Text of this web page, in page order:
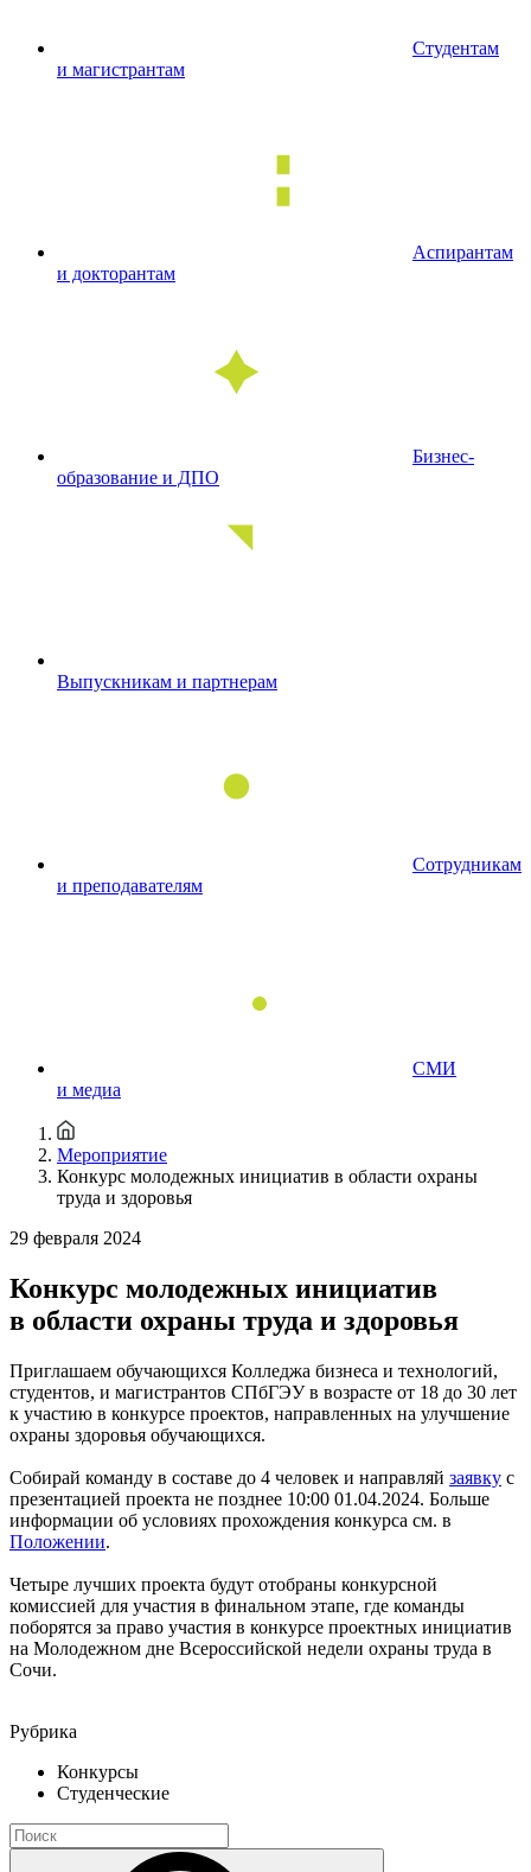
Студентам
и магистрантам
Аспирантам
и докторантам
Бизнес-
образование и ДПО
Выпускникам и партнерам
Сотрудникам
и преподавателям
СМИ
и медиа
Мероприятие
Конкурс молодежных инициатив в области охраны
труда и здоровья
29 февраля 2024
Конкурс молодежных инициатив
в области охраны труда и здоровья
Приглашаем обучающихся Колледжа бизнеса и технологий,
студентов, и магистрантов СПбГЭУ в возрасте от 18 до 30 лет
к участию в конкурсе проектов, направленных на улучшение
охраны здоровья обучающихся.
Собирай команду в составе до 4 человек и направляй заявку с
презентацией проекта не позднее 10:00 01.04.2024. Больше
информации об условиях прохождения конкурса см. в
Положении.
Четыре лучших проекта будут отобраны конкурсной
комиссией для участия в финальном этапе, где команды
поборятся за право участия в конкурсе проектных инициатив
на Молодежном дне Всероссийской недели охраны труда в
Сочи.
Рубрика
Конкурсы
Студенческие